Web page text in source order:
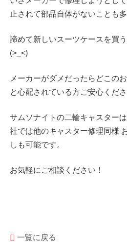
止されて部品自体がないことも多
諦めて新しいスーツケースを買
(>_<)
メーカーがダメだったらどこの
と心配されている方ご安心くださ
サムソナイトの二輪キャスター
社では他のキャスター修理同様
しも可能です。
お気軽にご相談ください！
一覧に戻る